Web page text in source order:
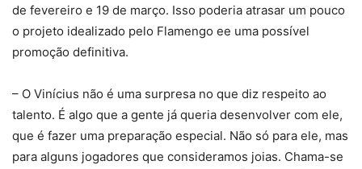
de fevereiro e 19 de março. Isso poderia atrasar um pouco
o projeto idealizado pelo Flamengo ee uma possível
promoção definitiva.
– O Vinícius não é uma surpresa no que diz respeito ao
talento. É algo que a gente já queria desenvolver com ele,
que é fazer uma preparação especial. Não só para ele, mas
para alguns jogadores que consideramos joias. Chama-se